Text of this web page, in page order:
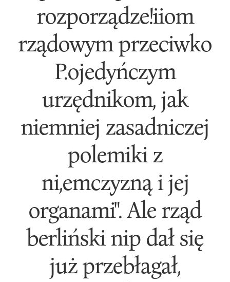
rozporządze!iiom
rządowym przeciwko
P.ojedyńczym
urzędnikom, jak
niemniej zasadniczej
polemiki z
ni,emczyzną i jej
organami". Ale rząd
berliński nip dał się
już przebłagał,